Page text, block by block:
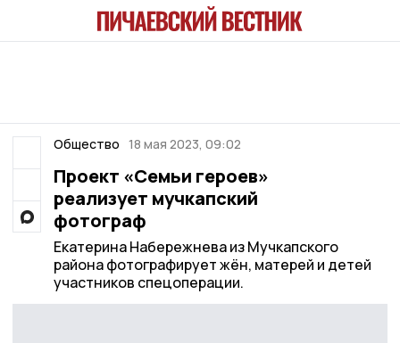
Общество 18 мая 2023, 09:02
Проект «Семьи героев»
реализует мучкапский
фотограф
Екатерина Набережнева из Мучкапского
района фотографирует жён, матерей и детей
участников спецоперации.